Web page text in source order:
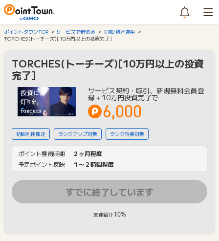
ポイントタウンTOP サービスで貯める
金融/資産運用
TORCHES(トーチーズ)[10万円以上の投資完了]
TORCHES(トーチーズ)[10万円以上の投資
完了]
サービス契約・取引、新規無料会員登
録＋10万円投資完了で
6,000
初回利用限定 ランクアップ対象 ランク特典対象
ポイント獲得時期
２ヶ月程度
予定ポイント反映
１〜２時間程度
すでに終了しています
友達紹介 10%